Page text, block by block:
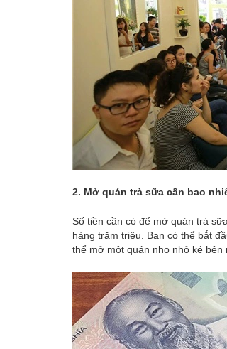
2. Mở quán trà sữa cần bao
Số tiền cần có để mở quán trà
hàng trăm triệu. Bạn có thể bắt
thể mở một quán nho nhỏ ké